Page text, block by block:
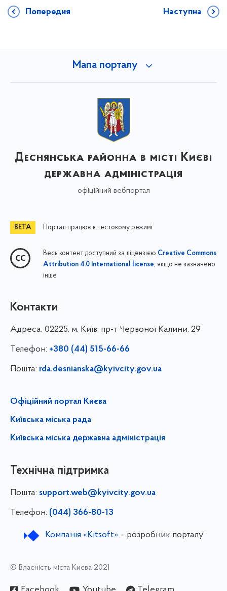
Попередня Наступна
Мапа порталу
Деснянська районна в місті Києві
державна адміністрація
офіційний вебпортал
Портал працює в тестовому режимі
Весь контент доступний за ліцензією Creative Commons
Attribution 4.0 International license, якщо не зазначено
інше
Контакти
Адреса: 02225, м. Київ, пр-т Червоної Калини, 29
Телефон: +380 (44) 515-66-66
Пошта: rda.desnianska@kyivcity.gov.ua
Офіційний портал Києва
Київська міська рада
Київська міська державна адміністрація
Технічна підтримка
Пошта: support.web@kyivcity.gov.ua
Телефон: (044) 366-80-13
Компанія «Kitsoft»– розробник порталу
© Власність міста Києва 2021